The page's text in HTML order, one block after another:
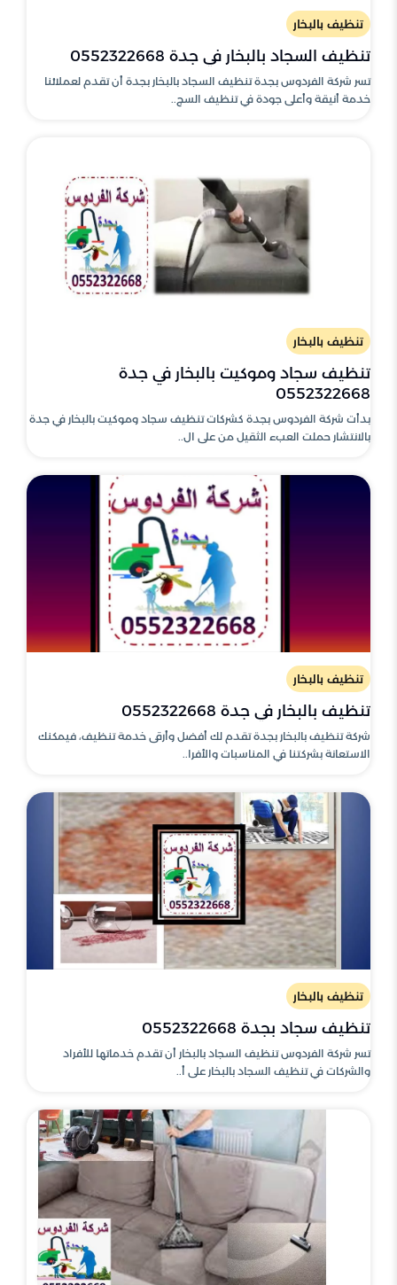
تنظيف بالبخار
تنظيف السجاد بالبخار في جدة 0552322668
تسر شركة الفردوس بجدة تنظيف السجاد بالبخار بجدة أن تقدم لعملائنا
خدمة أنيقة وأعلى جودة في تنظيف السج..
تنظيف بالبخار
تنظيف سجاد وموكيت بالبخار في جدة
0552322668
بدأت شركة الفردوس بجدة كشركات تنظيف سجاد وموكيت بالبخار في جدة
بالانتشار حملت العبء الثقيل من على ال..
تنظيف بالبخار
تنظيف بالبخار في جدة 0552322668
شركة تنظيف بالبخار بجدة تقدم لك أفضل وأرقى خدمة تنظيف، فيمكنك
الاستعانة بشركتنا في المناسبات والأفرا..
تنظيف بالبخار
تنظيف سجاد بجدة 0552322668
تسر شركة الفردوس تنظيف السجاد بالبخار أن تقدم خدماتها للأفراد
والشركات في تنظيف السجاد بالبخار على أ..